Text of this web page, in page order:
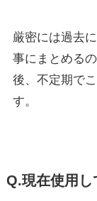
厳密には過去
事にまとめる
後、不定期で
す。
Q.現在使用し